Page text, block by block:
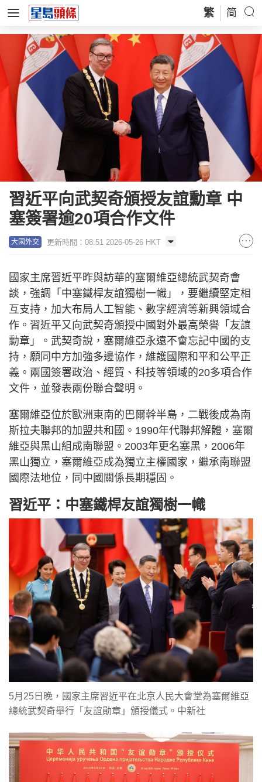
繁 简
習近平向武契奇頒授友誼勳章 中
塞簽署逾20項合作文件
大國外交 更新時間：08:51 2026-05-26 HKT
國家主席習近平昨與訪華的塞爾維亞總統武契奇會
談，強調「中塞鐵桿友誼獨樹一幟」，要繼續堅定相
互支持，加大布局人工智能、數字經濟等新興領域合
作。習近平又向武契奇頒授中國對外最高榮譽「友誼
勳章」。武契奇說，塞爾維亞永遠不會忘記中國的支
持，願同中方加強多邊協作，維護國際和平和公平正
義。兩國簽署政治、經貿、科技等領域的20多項合作
文件，並發表兩份聯合聲明。
塞爾維亞位於歐洲東南的巴爾幹半島，二戰後成為南
斯拉夫聯邦的加盟共和國。1990年代聯邦解體，塞爾
維亞與黑山組成南聯盟。2003年更名塞黑，2006年
黑山獨立，塞爾維亞成為獨立主權國家，繼承南聯盟
國際法地位，同中國關係長期穩固。
習近平：中塞鐵桿友誼獨樹一幟
5月25日晚，國家主席習近平在北京人民大會堂為塞爾維亞
總統武契奇舉行「友誼勛章」頒授儀式。中新社